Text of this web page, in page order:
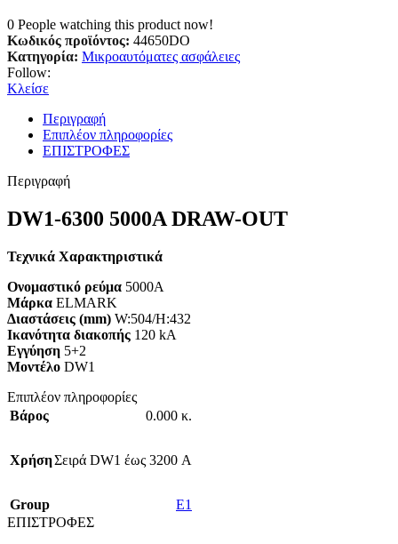
0 People watching this product now!
Κωδικός προϊόντος: 44650DO
Κατηγορία: Μικροαυτόματες ασφάλειες
Follow:
Κλείσε
Περιγραφή
Επιπλέον πληροφορίες
ΕΠΙΣΤΡΟΦΕΣ
Περιγραφή
DW1-6300 5000A DRAW-OUT
Τεχνικά Χαρακτηριστικά
Ονομαστικό ρεύμα 5000A
Μάρκα ELMARK
Διαστάσεις (mm) W:504/H:432
Ικανότητα διακοπής 120 kA
Εγγύηση 5+2
Mοντέλο DW1
Επιπλέον πληροφορίες
Βάρος
0.000 κ.
ΧρήσηΣειρά DW1 έως 3200 А
Group
E1
ΕΠΙΣΤΡΟΦΕΣ